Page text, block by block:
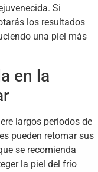
Si
los resultados
una piel más
en la
largos periodos de
pueden retomar sus
se recomienda
la piel del frío